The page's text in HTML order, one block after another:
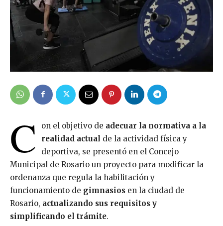
C on el objetivo de adecuar la normativa a la
realidad actual de la actividad física y
deportiva, se presentó en el Concejo
Municipal de Rosario un proyecto para modificar la
ordenanza que regula la habilitación y
funcionamiento de gimnasios en la ciudad de
Rosario, actualizando sus requisitos y
simplificando el trámite.